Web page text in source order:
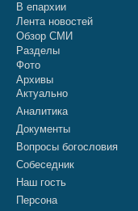
В епархии
Лента новостей
Обзор СМИ
Разделы
Фото
Архивы
Актуально
Аналитика
Документы
Вопросы богословия
Собеседник
Наш гость
Персона